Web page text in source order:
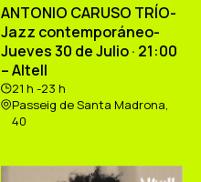
ANTONIO CARUSO TRÍO-
Jazz contemporáneo-
Jueves 30 de Julio · 21:00
– Altell
21 h -23 h
Passeig de Santa Madrona,
40